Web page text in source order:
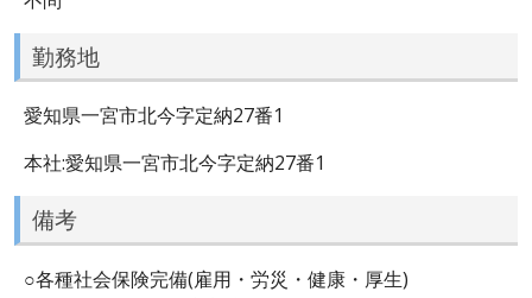
勤務地
愛知県一宮市北今字定納27番1
本社:愛知県一宮市北今字定納27番1
備考
○各種社会保険完備(雇用・労災・健康・厚生)